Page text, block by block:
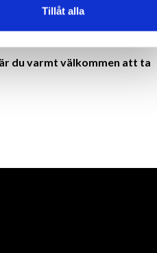
Tillåt alla
kvalitet gällande både
du varmt välkommen att ta